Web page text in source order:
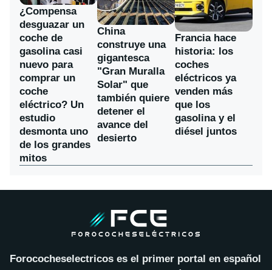
¿Compensa
desguazar un
coche de
gasolina casi
nuevo para
comprar un
coche
eléctrico? Un
estudio
desmonta uno
de los grandes
mitos
China
construye una
gigantesca
"Gran Muralla
Solar" que
también quiere
detener el
avance del
desierto
Francia hace
historia: los
coches
eléctricos ya
venden más
que los
gasolina y el
diésel juntos
Forococheselectricos es el primer portal en español